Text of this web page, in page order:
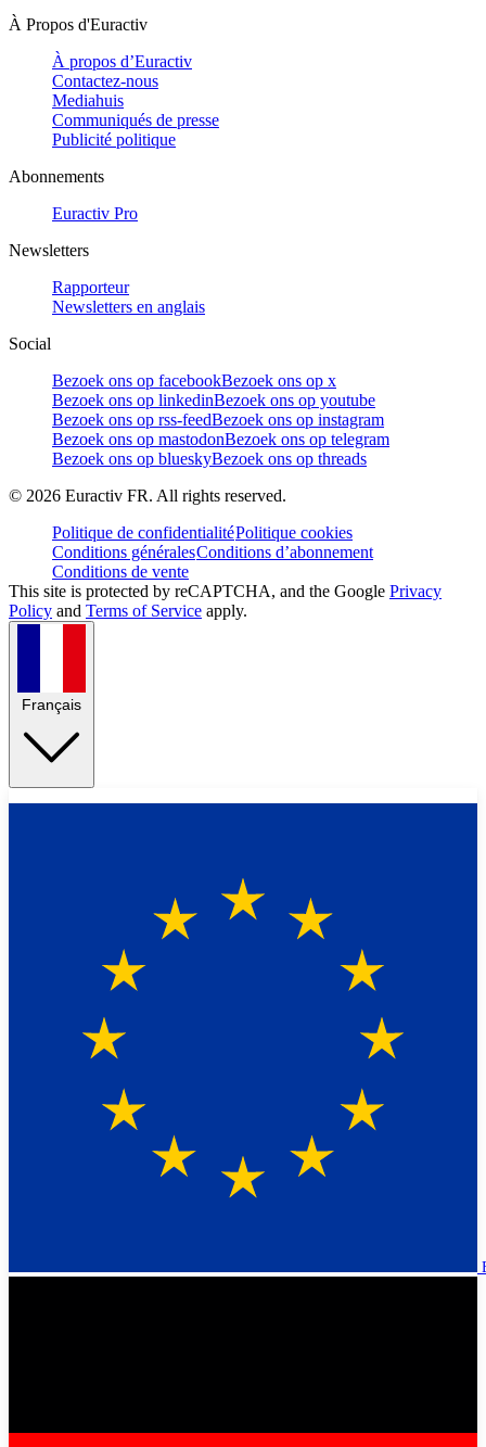
À Propos d'Euractiv
À propos d’Euractiv
Contactez-nous
Mediahuis
Communiqués de presse
Publicité politique
Abonnements
Euractiv Pro
Newsletters
Rapporteur
Newsletters en anglais
Social
Bezoek ons op facebookBezoek ons op x
Bezoek ons op linkedinBezoek ons op youtube
Bezoek ons op rss-feedBezoek ons op instagram
Bezoek ons op mastodonBezoek ons op telegram
Bezoek ons op blueskyBezoek ons op threads
© 2026 Euractiv FR. All rights reserved.
Politique de confidentialitéPolitique cookies
Conditions généralesConditions d’abonnement
Conditions de vente
This site is protected by reCAPTCHA, and the Google Privacy
Policy and Terms of Service apply.
Français